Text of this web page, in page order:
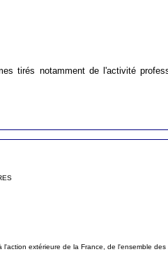
tirés notamment de l'activité
extérieure de la France, de l'ensemble